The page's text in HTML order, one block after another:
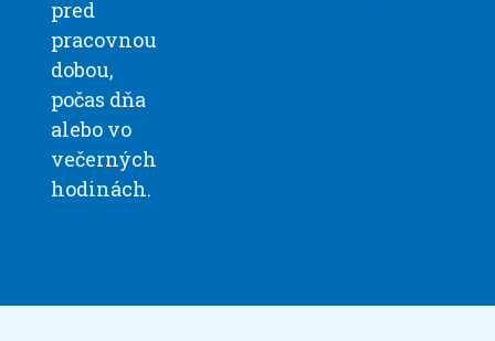
pred
pracovnou
dobou,
počas dňa
alebo vo
večerných
hodinách.